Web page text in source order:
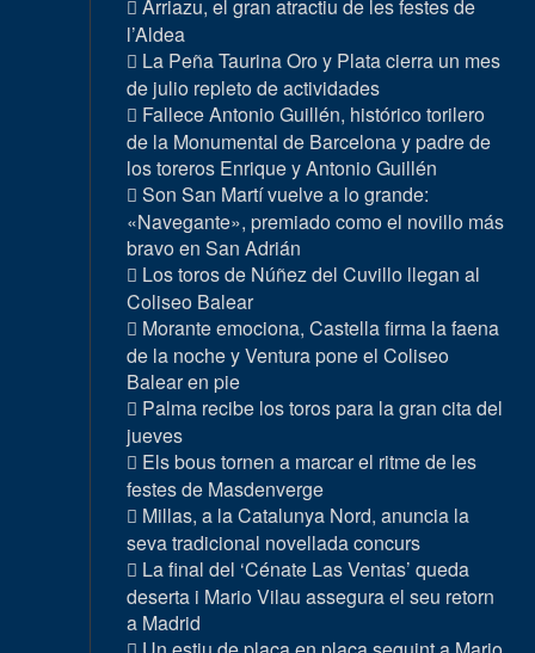
Arriazu, el gran atractiu de les festes de
l’Aldea
La Peña Taurina Oro y Plata cierra un mes
de julio repleto de actividades
Fallece Antonio Guillén, histórico torilero
de la Monumental de Barcelona y padre de
los toreros Enrique y Antonio Guillén
Son San Martí vuelve a lo grande:
«Navegante», premiado como el novillo más
bravo en San Adrián
Los toros de Núñez del Cuvillo llegan al
Coliseo Balear
Morante emociona, Castella firma la faena
de la noche y Ventura pone el Coliseo
Balear en pie
Palma recibe los toros para la gran cita del
jueves
Els bous tornen a marcar el ritme de les
festes de Masdenverge
Millas, a la Catalunya Nord, anuncia la
seva tradicional novellada concurs
La final del ‘Cénate Las Ventas’ queda
deserta i Mario Vilau assegura el seu retorn
a Madrid